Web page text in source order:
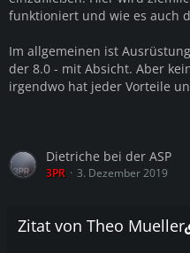
funktioniert und wie es auch
Im allgemeinen ist
der 8.0 - mit Absicht. Aber
irgendwo hat jeder Vorteile
Dietriche bei der ASP
3PR 3. Dezember 2019
Zitat von Theo Mueller